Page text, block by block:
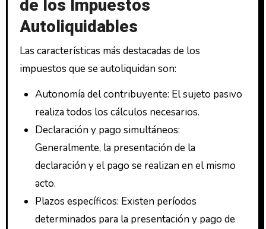
de los Impuestos
Autoliquidables
Las características más destacadas de los
impuestos que se autoliquidan son:
Autonomía del contribuyente: El sujeto pasivo
realiza todos los cálculos necesarios.
Declaración y pago simultáneos:
Generalmente, la presentación de la
declaración y el pago se realizan en el mismo
acto.
Plazos específicos: Existen períodos
determinados para la presentación y pago de